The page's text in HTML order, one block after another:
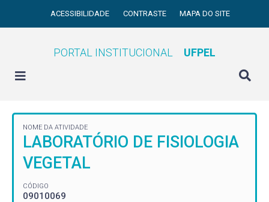
ACESSIBILIDADE CONTRASTE MAPA DO SITE
PORTAL INSTITUCIONAL UFPEL
NOME DA ATIVIDADE
LABORATÓRIO DE FISIOLOGIA
VEGETAL
CÓDIGO
09010069